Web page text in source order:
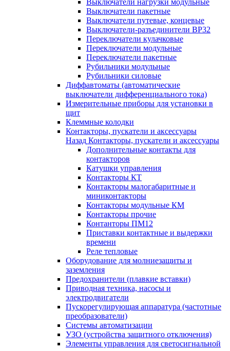
Выключатели нагрузки модульные
Выключатели пакетные
Выключатели путевые, концевые
Выключатели-разъединители ВР32
Переключатели кулачковые
Переключатели модульные
Переключатели пакетные
Рубильники модульные
Рубильники силовые
Диффавтоматы (автоматические
выключатели дифференциального тока)
Измерительные приборы для установки в
щит
Клеммные колодки
Контакторы, пускатели и аксессуары
Назад Контакторы, пускатели и аксессуары
Дополнительные контакты для
контакторов
Катушки управления
Контакторы КТ
Контакторы малогабаритные и
миниконтакторы
Контакторы модульные КМ
Контакторы прочие
Контанторы ПМ12
Приставки контактные и выдержки
времени
Реле тепловые
Оборудование для молниезащиты и
заземления
Предохранители (плавкие вставки)
Приводная техника, насосы и
электродвигатели
Пускорегулирующая аппаратура (частотные
преобразователи)
Системы автоматизации
УЗО (устройства защитного отключения)
Элементы управления для светосигнальной